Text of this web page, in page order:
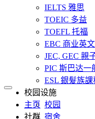
IELTS 雅思
TOEIC 多益
TOEFL 托福
EBC 商业英文
JEC, GEC 親
PIC 斯巴达一
ESL 銀髮族課
校园设施
校园
宿舍
主页
社群